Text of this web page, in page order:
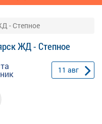
- Степное
ЖД - Степное
11 авг